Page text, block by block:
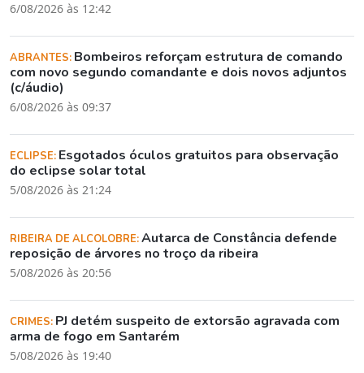
6/08/2026 às 12:42
ABRANTES: Bombeiros reforçam estrutura de comando
com novo segundo comandante e dois novos adjuntos
(c/áudio)
6/08/2026 às 09:37
ECLIPSE: Esgotados óculos gratuitos para observação
do eclipse solar total
5/08/2026 às 21:24
RIBEIRA DE ALCOLOBRE:Autarca de Constância defende
reposição de árvores no troço da ribeira
5/08/2026 às 20:56
CRIMES: PJ detém suspeito de extorsão agravada com
arma de fogo em Santarém
5/08/2026 às 19:40